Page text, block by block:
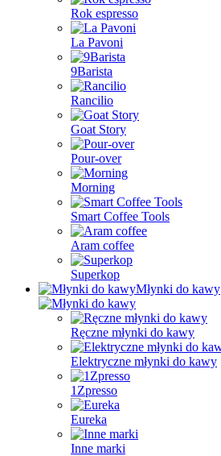
Rok espresso
La Pavoni
9Barista
Rancilio
Goat Story
Pour-over
Morning
Smart Coffee Tools
Aram coffee
Superkop
Młynki do kawy
Ręczne młynki do kawy
Elektryczne młynki do kawy
1Zpresso
Eureka
Inne marki